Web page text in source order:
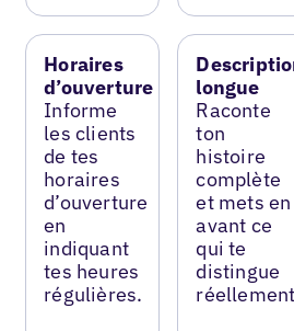
Horaires
d’ouverture
Informe
les clients
de tes
horaires
d’ouverture
en
indiquant
tes heures
régulières.
longue
Raconte
ton
histoire
complète
et mets en
avant ce
qui te
distingue